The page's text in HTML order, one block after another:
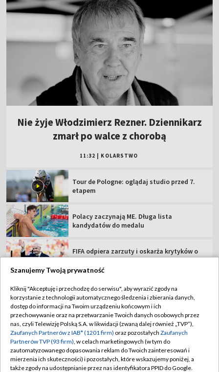
Nie żyje Włodzimierz Rezner. Dziennikarz
zmarł po walce z chorobą
11:32 KOLARSTWO
Tour de Pologne: oglądaj studio przed 7.
etapem
Polacy zaczynają ME. Długa lista
kandydatów do medalu
FIFA odpiera zarzuty i oskarża krytyków o
nieuczciwość
Niezbędnik 3. kolejki PKO BP Ekstraklasy.
Sprawdź szczegóły
De Paul pamiętał o Messim. Wyjątkowa
dedykacja po golu
Ostatni etap wyłoni zwycięzcę TdP. Oglądaj
"czasówkę" w TVP!
Szanujemy Twoją prywatność
Kliknij "Akceptuję i przechodzę do serwisu", aby wyrazić zgody na
korzystanie z technologii automatycznego śledzenia i zbierania danych,
dostęp do informacji na Twoim urządzeniu końcowym i ich
przechowywanie oraz na przetwarzanie Twoich danych osobowych przez
nas, czyli Telewizję Polską S.A. w likwidacji (zwaną dalej również „TVP”),
Zaufanych Partnerów z IAB* (1201 firm) oraz pozostałych Zaufanych
Partnerów TVP (93 firm), w celach marketingowych (w tym do
zautomatyzowanego dopasowania reklam do Twoich zainteresowań i
mierzenia ich skuteczności) i pozostałych, które wskazujemy poniżej, a
także zgody na udostępnianie przez nas identyfikatora PPID do Google.